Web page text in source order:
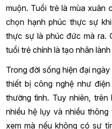
muộn. Tuổi trẻ là mùa xuân
chọn hạnh phúc thực sự
thực sự là phúc đức mà ra.
tuổi trẻ chính là tạo nhân
Trong đời sống hiện đại
thiết bị công nghệ như
thường tình. Tuy nhiên,
nhiều hệ lụy và nhiều
xem mà nếu không có sự